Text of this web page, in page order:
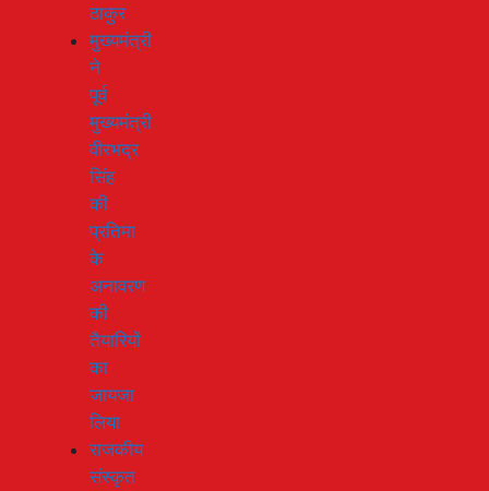
ठाकुर
मुख्यमंत्री
ने
पूर्व
मुख्यमंत्री
वीरभद्र
सिंह
की
प्रतिमा
के
अनावरण
की
तैयारियों
का
जायजा
लिया
राजकीय
संस्कृत